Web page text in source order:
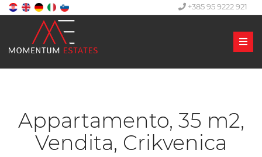
+385 95 9222 921
Appartamento, 35 m2,
Vendita, Crikvenica